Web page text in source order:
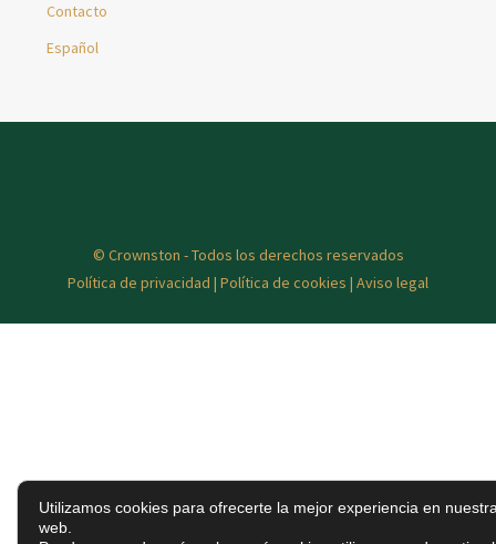
Contacto
Español
© Crownston - Todos los derechos reservados
Política de privacidad | Política de cookies | Aviso legal
Utilizamos cookies para ofrecerte la mejor experiencia en
web.